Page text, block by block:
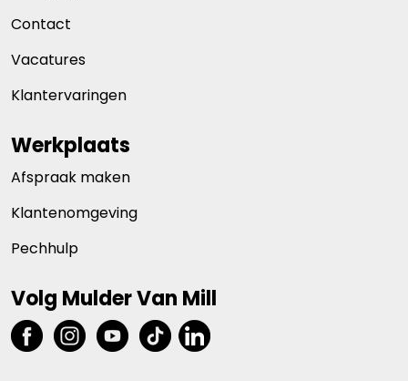
Contact
Vacatures
Klantervaringen
Werkplaats
Afspraak maken
Klantenomgeving
Pechhulp
Volg Mulder Van Mill